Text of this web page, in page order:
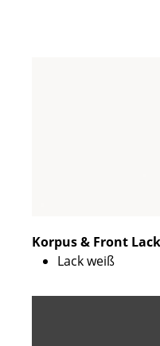
Korpus & Front Lack
Lack weiß